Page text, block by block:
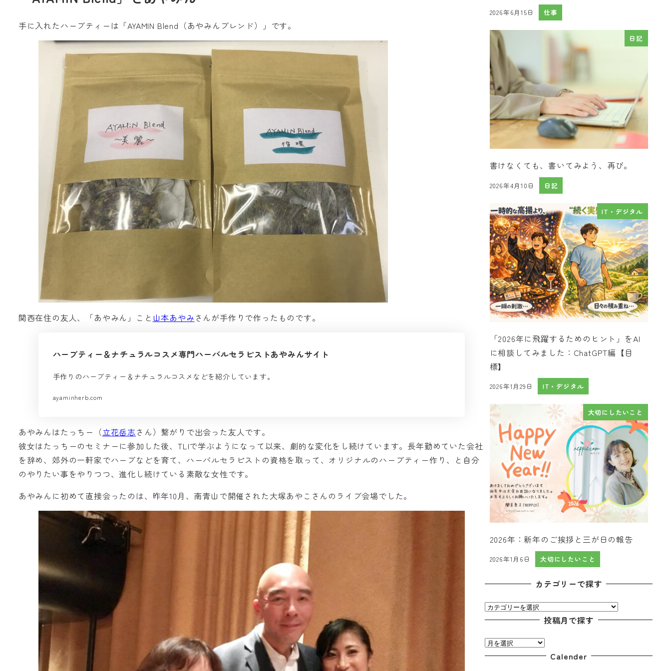
手に入れたハーブティーは「AYAMIN Blend（あやみんブレンド）」です。
関西在住の友人、「あやみん」こと 山本あやみさんが手作りで作ったものです。
ハーブティー＆ナチュラルコスメ専門ハーバルセラピストあやみんサイト
手作りのハーブティー＆ナチュラルコスメなどを紹介しています。
ayaminherb.com
あやみんはたっちー（立花岳志さん）繋がりで出会った友人です。
彼女はたっちーのセミナーに参加した後、TLIで学ぶようになって以来、劇的な変化をし続けています。長年勤めていた会社
を辞め、郊外の一軒家でハーブなどを育て、ハーバルセラピストの資格を取って、オリジナルのハーブティー作り、と自分
のやりたい事をやりつつ、進化し続けている素敵な女性です。
あやみんに初めて直接会ったのは、昨年10月、南青山で開催された大塚あやこさんのライブ会場でした。
投稿日
2026年6月15日 仕事
日記
書けなくても、書いてみよう、再び。
投稿日
2026年4月10日 日記
IT・デジタル
「2026年に飛躍するためのヒント」をAI
に相談してみました：ChatGPT編【目
標】
投稿日
2026年1月29日 IT・デジタル
大切にしたいこと
2026年：新年のご挨拶と三が日の報告
投稿日
2026年1月6日 大切にしたいこと
カテゴリーで探す
カ
テ
リ
ー
投稿月で探す
投
稿
Calender